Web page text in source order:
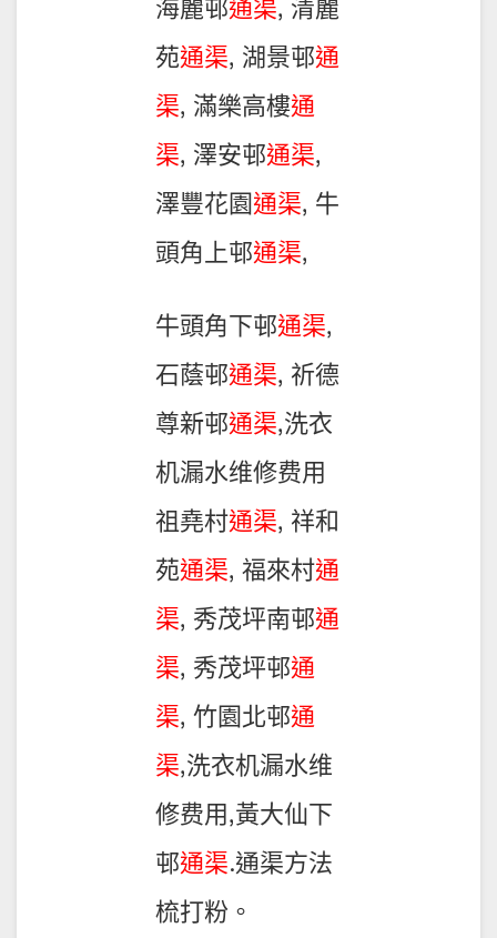
海麗邨通渠, 清麗
苑通渠, 湖景邨通
渠, 滿樂高樓通
渠, 澤安邨通渠,
澤豐花園通渠, 牛
頭角上邨通渠,
牛頭角下邨通渠,
石蔭邨通渠, 祈德
尊新邨通渠,洗衣
机漏水维修费用
祖堯村通渠, 祥和
苑通渠, 福來村通
渠, 秀茂坪南邨通
渠, 秀茂坪邨通
渠, 竹園北邨通
渠,洗衣机漏水维
修费用,黃大仙下
邨通渠.通渠方法
梳打粉。